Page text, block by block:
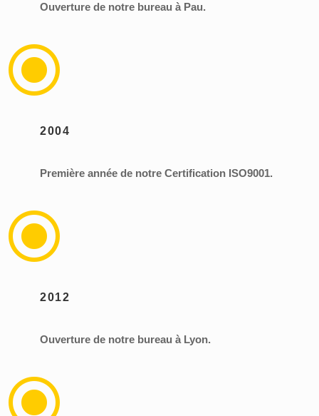
Ouverture de notre bureau à Pau.
\
2004
Première année de notre Certification ISO9001.
\
2012
Ouverture de notre bureau à Lyon.